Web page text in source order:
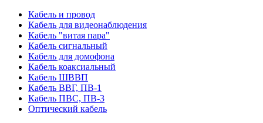
Кабель и провод
Кабель для видеонаблюдения
Кабель "витая пара"
Кабель сигнальный
Кабель для домофона
Кабель коаксиальный
Кабель ШВВП
Кабель ВВГ, ПВ-1
Кабель ПВС, ПВ-3
Оптический кабель